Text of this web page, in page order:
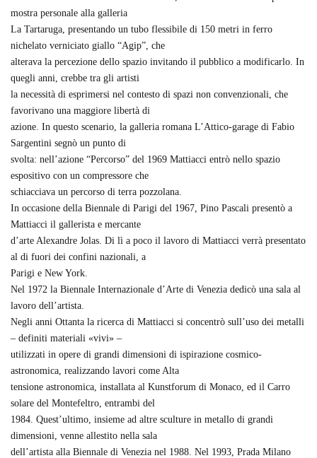
mostra personale alla galleria
La Tartaruga, presentando un tubo flessibile di 150 metri in ferro
nichelato verniciato giallo “Agip”, che
alterava la percezione dello spazio invitando il pubblico a modificarlo. In
quegli anni, crebbe tra gli artisti
la necessità di esprimersi nel contesto di spazi non convenzionali, che
favorivano una maggiore libertà di
azione. In questo scenario, la galleria romana L’Attico-garage di Fabio
Sargentini segnò un punto di
svolta: nell’azione “Percorso” del 1969 Mattiacci entrò nello spazio
espositivo con un compressore che
schiacciava un percorso di terra pozzolana.
In occasione della Biennale di Parigi del 1967, Pino Pascali presentò a
Mattiacci il gallerista e mercante
d’arte Alexandre Jolas. Di lì a poco il lavoro di Mattiacci verrà presentato
al di fuori dei confini nazionali, a
Parigi e New York.
Nel 1972 la Biennale Internazionale d’Arte di Venezia dedicò una sala al
lavoro dell’artista.
Negli anni Ottanta la ricerca di Mattiacci si concentrò sull’uso dei metalli
– definiti materiali «vivi» –
utilizzati in opere di grandi dimensioni di ispirazione cosmico-
astronomica, realizzando lavori come Alta
tensione astronomica, installata al Kunstforum di Monaco, ed il Carro
solare del Montefeltro, entrambi del
1984. Quest’ultimo, insieme ad altre sculture in metallo di grandi
dimensioni, venne allestito nella sala
dell’artista alla Biennale di Venezia nel 1988. Nel 1993, Prada Milano